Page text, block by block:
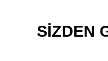
SİZDEN